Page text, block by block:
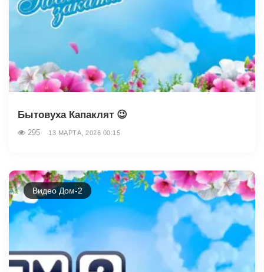
Бытовуха Капаклят 😉
295 13 МАРТА, 2026 00:15
Видео Дом-2